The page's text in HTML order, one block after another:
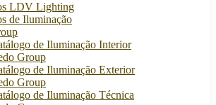
LDV Lighting
de Iluminação
de Iluminação Interior
Group
de Iluminação Exterior
Group
de Iluminação Técnica